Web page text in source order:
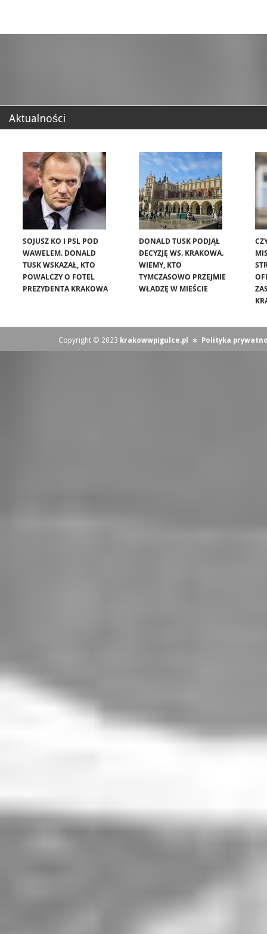
Aktualności
SOJUSZ KO I PSL POD
WAWELEM. DONALD
TUSK WSKAZAŁ, KTO
POWALCZY O FOTEL
PREZYDENTA KRAKOWA
DONALD TUSK PODJĄŁ
DECYZJĘ WS. KRAKOWA.
WIEMY, KTO
TYMCZASOWO PRZEJMIE
WŁADZĘ W MIEŚCIE
Copyright © 2023 krakowwpigulce.pl ∗ Polityka